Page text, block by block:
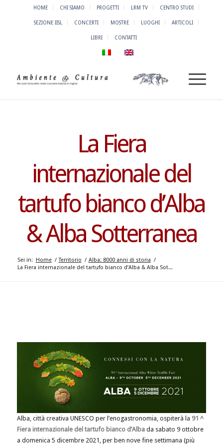
HOME CHI SIAMO PROGETTI LRM TV CENTRO STUDI
SEZIONE IISL CONCERTI MOSTRE LUOGHI ARTICOLI
LIBRI CONTATTI
La Fiera
internazionale del
tartufo bianco d’Alba
& Alba Sotterranea
Sei in: Home / Territorio / Alba: 8000 anni di storia /
La Fiera internazionale del tartufo bianco d’Alba & Alba Sot...
Alba, città creativa UNESCO per l’enogastronomia, ospiterà la 91 ^
Fiera internazionale del tartufo bianco d’Alba da sabato 9 ottobre
a domenica 5 dicembre 2021, per ben nove fine settimana (più